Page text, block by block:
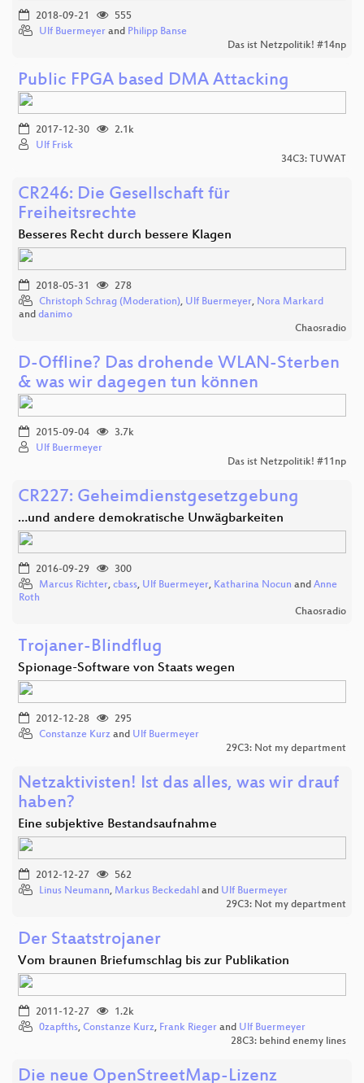
2018-09-21
555
Ulf Buermeyer and Philipp Banse
Das ist Netzpolitik! #14np
Public FPGA based DMA Attacking
2017-12-30
2.1k
Ulf Frisk
34C3: TUWAT
CR246: Die Gesellschaft für
Freiheitsrechte
Besseres Recht durch bessere Klagen
2018-05-31
278
Christoph Schrag (Moderation), Ulf Buermeyer, Nora Markard
and danimo
Chaosradio
D-Offline? Das drohende WLAN-Sterben
& was wir dagegen tun können
2015-09-04
3.7k
Ulf Buermeyer
Das ist Netzpolitik! #11np
CR227: Geheimdienstgesetzgebung
…und andere demokratische Unwägbarkeiten
2016-09-29
300
Marcus Richter, cbass, Ulf Buermeyer, Katharina Nocun and Anne
Roth
Chaosradio
Trojaner-Blindflug
Spionage-Software von Staats wegen
2012-12-28
295
Constanze Kurz and Ulf Buermeyer
29C3: Not my department
Netzaktivisten! Ist das alles, was wir drauf
haben?
Eine subjektive Bestandsaufnahme
2012-12-27
562
Linus Neumann, Markus Beckedahl and Ulf Buermeyer
29C3: Not my department
Der Staatstrojaner
Vom braunen Briefumschlag bis zur Publikation
2011-12-27
1.2k
0zapfths, Constanze Kurz, Frank Rieger and Ulf Buermeyer
28C3: behind enemy lines
Die neue OpenStreetMap-Lizenz